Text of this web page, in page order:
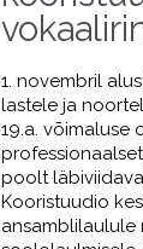
1. novembril
lastele ja
19.a. võimaluse
poolt
Kooristuudio
ansamblilaulule